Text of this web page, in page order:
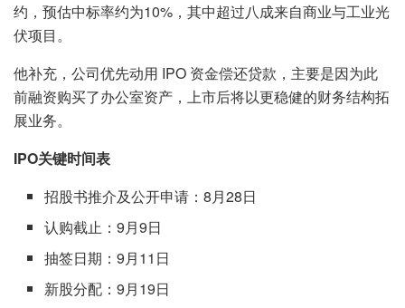
约，预估中标率约为10%，其中超过八成来自商业与工业光
伏项目。
他补充，公司优先动用 IPO 资金偿还贷款，主要是因为此
前融资购买了办公室资产，上市后将以更稳健的财务结构拓
展业务。
IPO关键时间表
招股书推介及公开申请：8月28日
认购截止：9月9日
抽签日期：9月11日
新股分配：9月19日